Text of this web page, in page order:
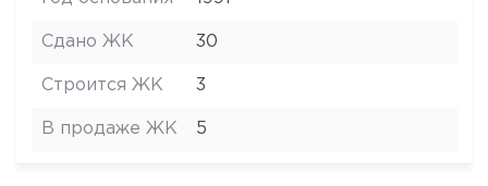
Сдано ЖК 30
Строится ЖК 3
В продаже ЖК 5